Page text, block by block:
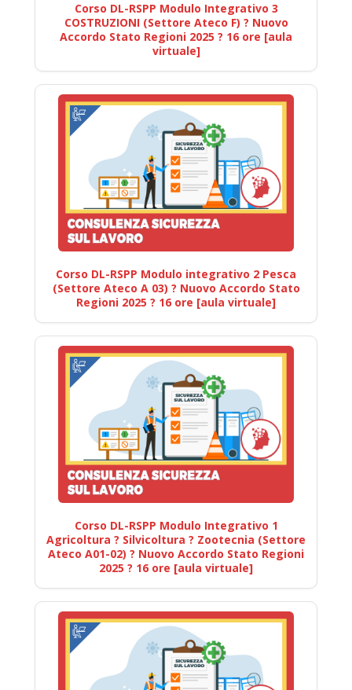
Corso DL-RSPP Modulo Integrativo 3
COSTRUZIONI (Settore Ateco F) ? Nuovo
Accordo Stato Regioni 2025 ? 16 ore [aula
virtuale]
Corso DL-RSPP Modulo integrativo 2 Pesca
(Settore Ateco A 03) ? Nuovo Accordo Stato
Regioni 2025 ? 16 ore [aula virtuale]
Corso DL-RSPP Modulo Integrativo 1
Agricoltura ? Silvicoltura ? Zootecnia (Settore
Ateco A01-02) ? Nuovo Accordo Stato Regioni
2025 ? 16 ore [aula virtuale]